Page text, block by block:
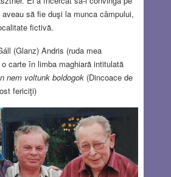
să fie duşi la munca cȃmpului,
fictivă.
(Glanz) Andris (ruda mea
carte în limba maghiară intitulată
nem voltunk boldogok(Dincoace de
fericiţi)